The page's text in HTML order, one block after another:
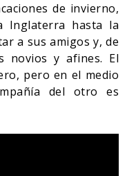
de invierno,
Inglaterra hasta la
a sus amigos y, de
novios y afines. El
pero en el medio
del otro es